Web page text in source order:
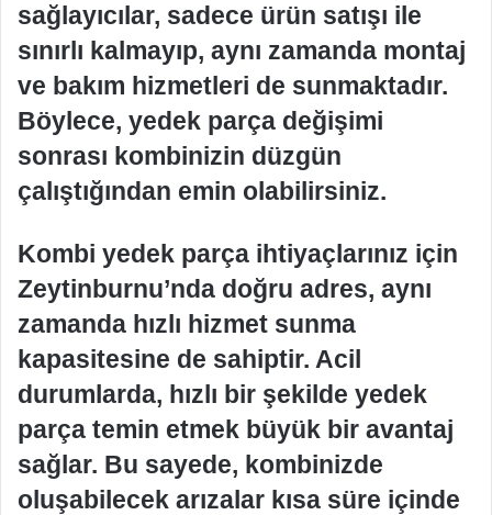
sağlayıcılar, sadece ürün satışı ile
sınırlı kalmayıp, aynı zamanda montaj
ve bakım hizmetleri de sunmaktadır.
Böylece, yedek parça değişimi
sonrası kombinizin düzgün
çalıştığından emin olabilirsiniz.
Kombi yedek parça ihtiyaçlarınız için
Zeytinburnu’nda doğru adres, aynı
zamanda hızlı hizmet sunma
kapasitesine de sahiptir. Acil
durumlarda, hızlı bir şekilde yedek
parça temin etmek büyük bir avantaj
sağlar. Bu sayede, kombinizde
oluşabilecek arızalar kısa süre içinde